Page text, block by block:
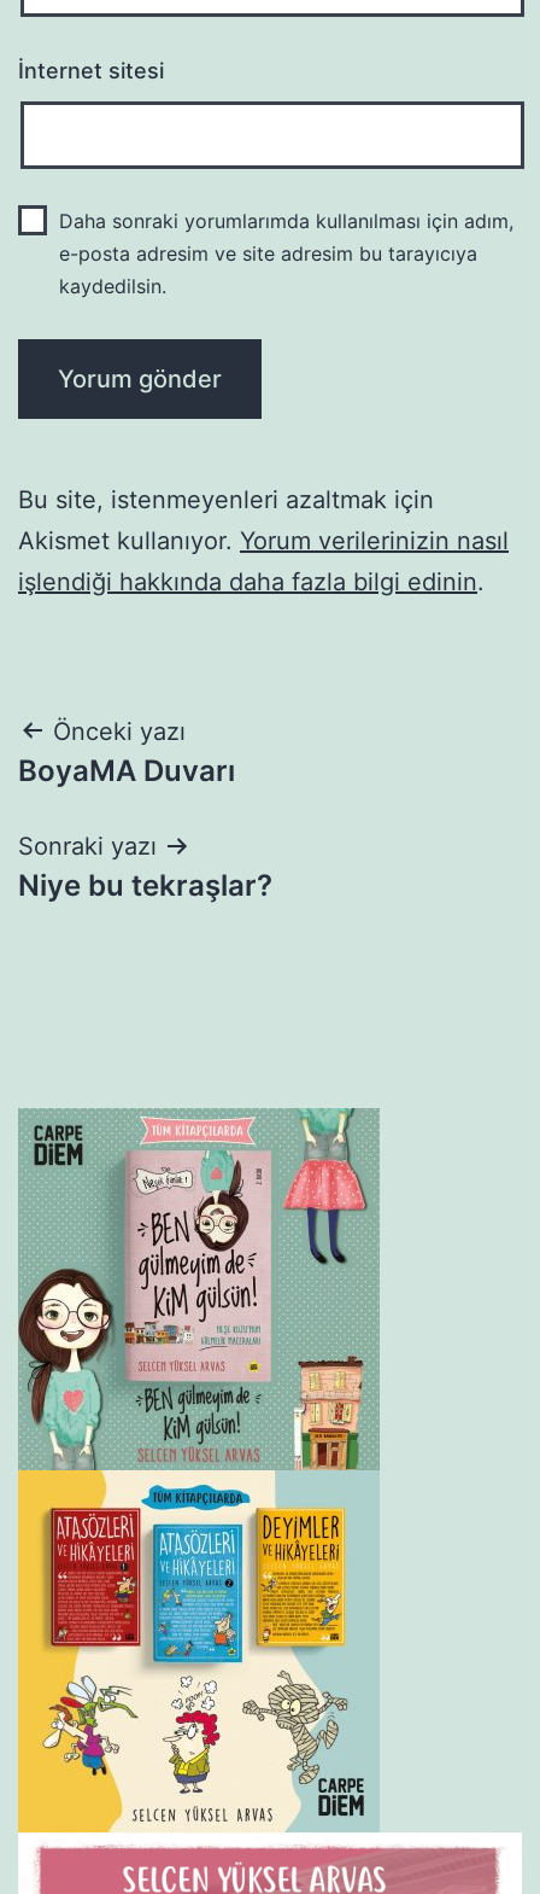
İnternet sitesi
Daha sonraki yorumlarımda kullanılması için adım,
e-posta adresim ve site adresim bu tarayıcıya
kaydedilsin.
Bu site, istenmeyenleri azaltmak için
Akismet kullanıyor. Yorum verilerinizin nasıl
işlendiği hakkında daha fazla bilgi edinin.
Yazı
gezinmesi
Önceki yazı
BoyaMA Duvarı
Sonraki yazı
Niye bu tekraşlar?